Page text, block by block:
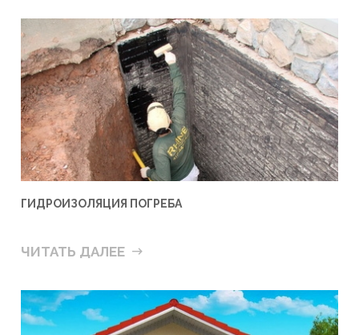
ГИДРОИЗОЛЯЦИЯ ПОГРЕБА
ЧИТАТЬ ДАЛЕЕ